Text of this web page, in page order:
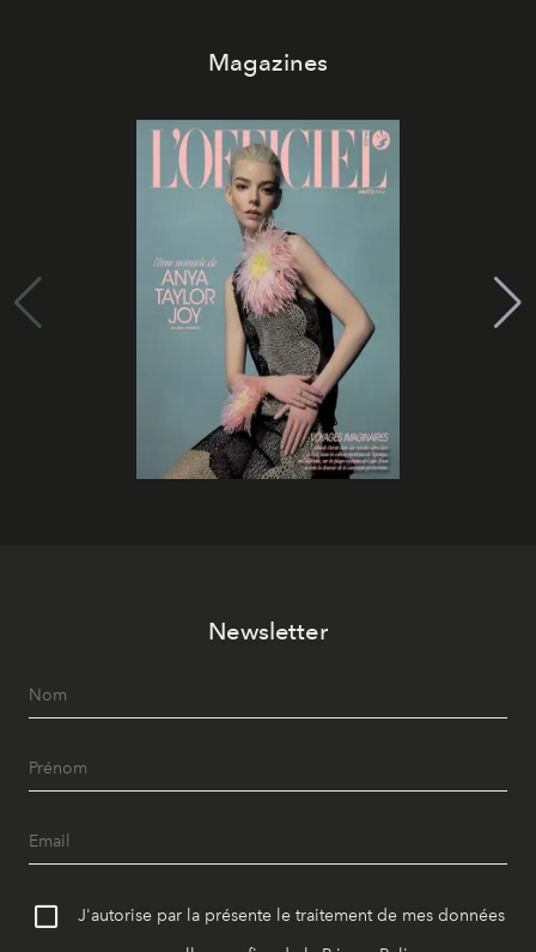
Magazines
Newsletter
J'autorise par la présente le traitement de mes données